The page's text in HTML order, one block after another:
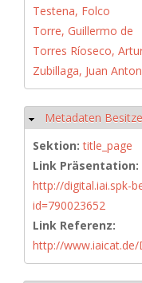
Testena, Folco
Torre, Guillermo de
Torres Ríoseco,
Zubillaga, Juan
Hide
Metadaten
Sektion:title_page
Link Präsentation:
http://digital.iai.spk-
id=790023652
Link Referenz:
http://www.iaicat.de/